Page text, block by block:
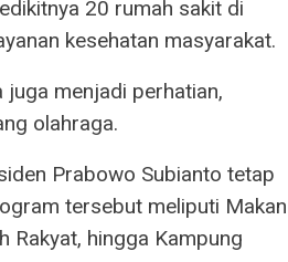
20 rumah sakit di
kesehatan masyarakat.
menjadi perhatian,
olahraga.
Prabowo Subianto tetap
tersebut meliputi Makan
Rakyat, hingga Kampung